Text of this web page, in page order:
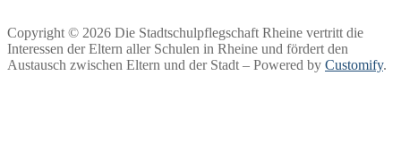
Copyright © 2026 Die Stadtschulpflegschaft Rheine vertritt die
Interessen der Eltern aller Schulen in Rheine und fördert den
Austausch zwischen Eltern und der Stadt – Powered by Customify.